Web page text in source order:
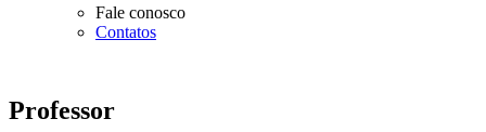
Fale conosco
Contatos
Professor